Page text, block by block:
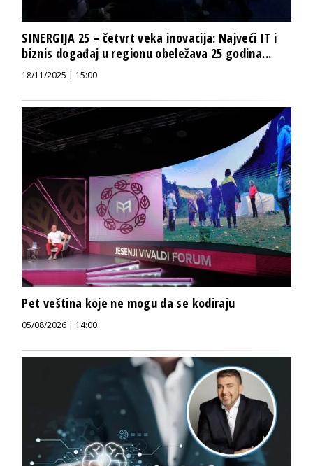
SINERGIJA 25 – četvrt veka inovacija: Najveći IT i
biznis događaj u regionu obeležava 25 godina...
18/11/2025 | 15:00
Pet veština koje ne mogu da se kodiraju
05/08/2026 | 14:00